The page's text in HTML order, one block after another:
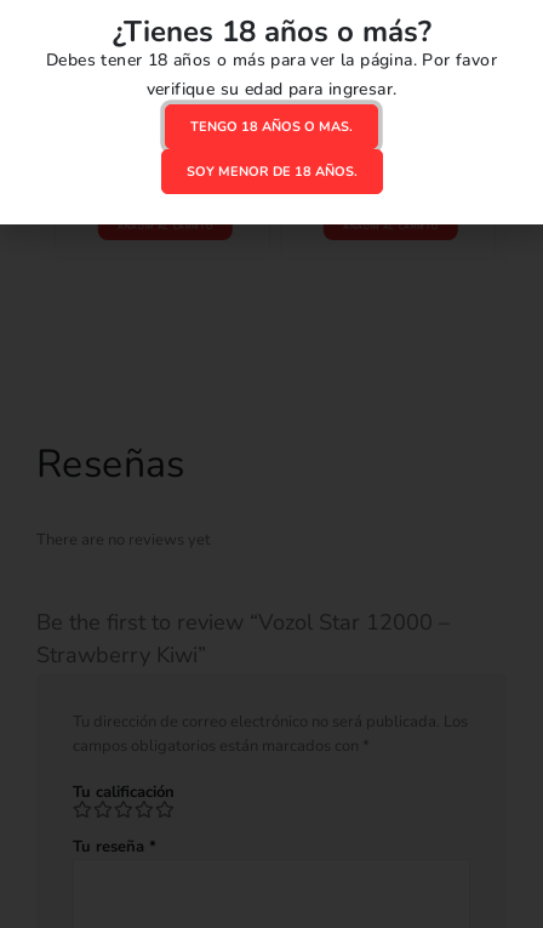
22000-40000 PUFFS , DESECHABLES,
REUTILIZABLES
HQD Click PRO
30000 Kit - Mango
89.00
AÑADIR AL CARRITO
12000-20000 PUFFS , DESECHABLES
REUTILIZABLES
0out of 5
Voopoo Max Kit
16000 - Honeydew
Blackcurrant
S/65.00
AÑADIR AL CARRITO
Reseñas
There are no reviews yet
Be the first to review “Vozol Star 12000 –
Strawberry Kiwi”
Tu dirección de correo electrónico no será publicada. Los
campos obligatorios están marcados con
Tu calificación
Tu reseña *
¿Tienes 18 años o más?
Debes tener 18 años o más para ver la página. Por favor
verifique su edad para ingresar.
TENGO 18 AÑOS O MAS.
SOY MENOR DE 18 AÑOS.